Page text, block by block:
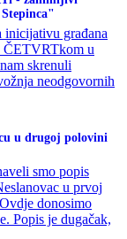
inicijativu građana
ČETVRTkom u
skrenuli
neodgovornih
u drugoj polovini
smo popis
u prvoj
donosimo
Popis je dugačak,